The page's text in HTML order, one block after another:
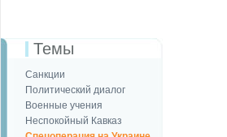
Темы
Санкции
Политический диалог
Военные учения
Неспокойный Кавказ